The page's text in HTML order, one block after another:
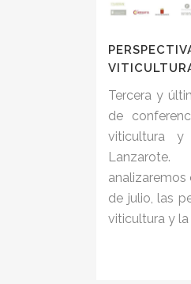
Tercera y
de
viticultura
analizaremos
de julio, las
viticultura y la